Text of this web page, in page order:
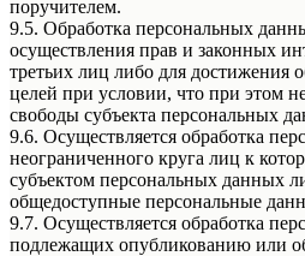
поручителем.
9.5. Обработка персональных
осуществления прав и законных
третьих лиц либо для достижения
целей при условии, что при этом
свободы субъекта персональных
9.6. Осуществляется обработка
неограниченного круга лиц к
субъектом персональных данных
общедоступные персональные
9.7. Осуществляется обработка
подлежащих опубликованию или